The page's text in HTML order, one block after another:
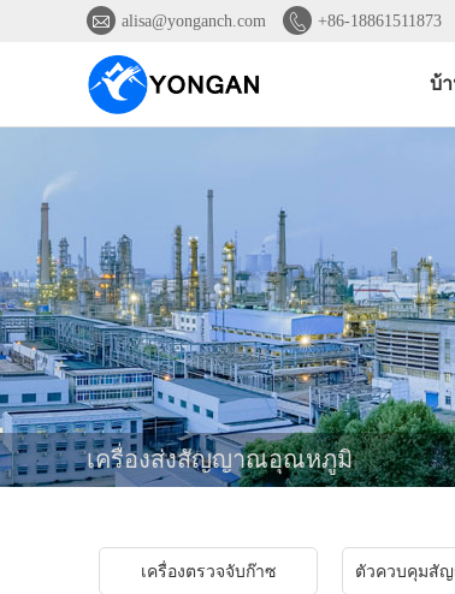
 alisa@yonganch.com  +86-18861511873
บ้
เครื่องส่งสัญญาณอุณหภูมิ
เครื่องตรวจจับก๊าซ